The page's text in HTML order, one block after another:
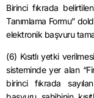
Birinci fıkrada
Tanımlama Formu”
elektronik başvuru
(6) Kısıtlı yetki
sisteminde yer alan
birinci fıkrada